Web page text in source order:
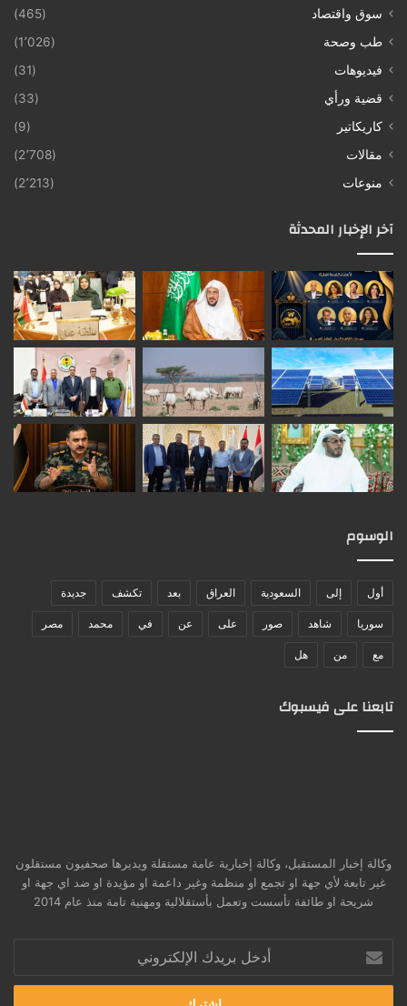
سوق واقتصاد
(465)
طب وصحة
(1٬026)
فيديوهات
(31)
قضية ورأي
(33)
كاريكاتير
(9)
مقالات
(2٬708)
منوعات
(2٬213)
آخر الإخبار المحدثة
الوسوم
أول إلى السعودية العراق بعد تكشف جديدة
سوريا شاهد صور على عن في محمد مصر
مع من هل
تابعنا على فيسبوك
وكالة إخبار المستقبل، وكالة إخبارية عامة مستقلة ويديرها صحفيون مستقلون
غير تابعة لأي جهة او تجمع او منظمة وغير داعمة او مؤيدة او ضد اي جهة او
شريحة او طائفة تأسست وتعمل بأستقلالية ومهنية تامة منذ عام 2014
بريدك
الإلكتروني